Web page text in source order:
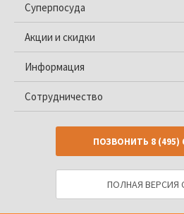
Суперпосуда
Акции и скидки
Информация
Сотрудничество
ПОЗВОНИТЬ 8 (495)
ПОЛНАЯ ВЕРСИЯ